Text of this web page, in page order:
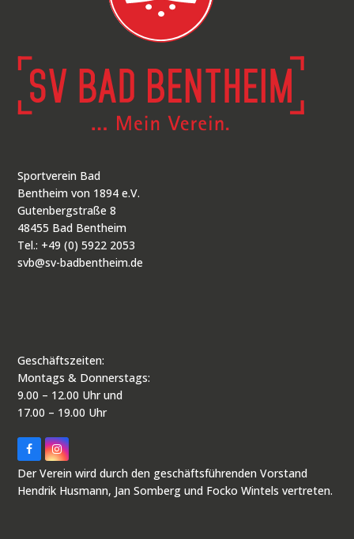
Sportverein Bad
Bentheim von 1894 e.V.
Gutenbergstraße 8
48455 Bad Bentheim
Tel.: +49 (0) 5922 2053
svb@sv-badbentheim.de
Geschäftszeiten:
Montags & Donnerstags:
9.00 – 12.00 Uhr und
17.00 – 19.00 Uhr
F
a
c
e
b
I
n
s
t
a
Der Verein wird durch den geschäftsführenden Vorstand
Hendrik Husmann, Jan Somberg und Focko Wintels vertreten.